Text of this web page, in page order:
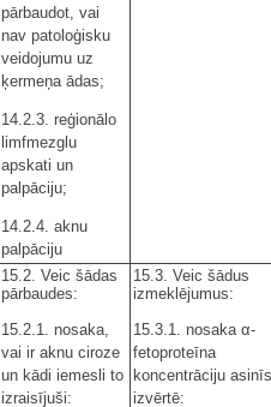
pārbaudot, vai
nav patoloģisku
veidojumu uz
ķermeņa ādas;
14.2.3. reģionālo
limfmezglu
apskati un
palpāciju;
14.2.4. aknu
palpāciju
15.2. Veic šādas
pārbaudes:
15.2.1. nosaka,
vai ir aknu ciroze
un kādi iemesli to
izraisījuši:
15.3. Veic šādus
izmeklējumus:
15.3.1. nosaka α-
fetoproteīna
koncentrāciju
izvērtē: